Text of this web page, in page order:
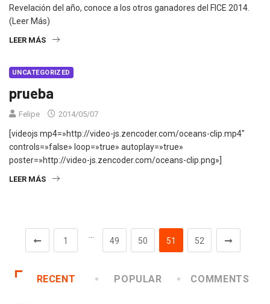
Revelación del año, conoce a los otros ganadores del FICE 2014.
(Leer Más)
LEER MÁS
UNCATEGORIZED
prueba
Felipe 2014/05/07
[videojs mp4=»http://video-js.zencoder.com/oceans-clip.mp4″
controls=»false» loop=»true» autoplay=»true»
poster=»http://video-js.zencoder.com/oceans-clip.png»]
LEER MÁS
1 49 50 51 52
RECENT POPULAR COMMENTS